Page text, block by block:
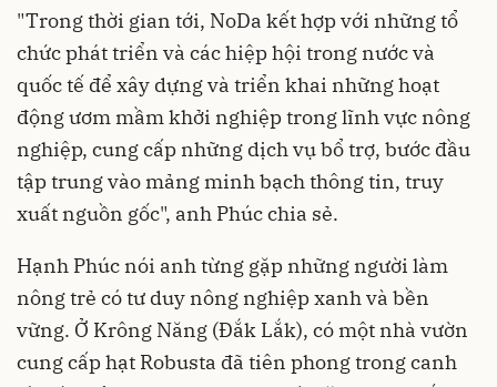
"Trong thời gian tới, NoDa kết hợp với những tổ
chức phát triển và các hiệp hội trong nước và
quốc tế để xây dựng và triển khai những hoạt
động ươm mầm khởi nghiệp trong lĩnh vực nông
nghiệp, cung cấp những dịch vụ bổ trợ, bước đầu
tập trung vào mảng minh bạch thông tin, truy
xuất nguồn gốc", anh Phúc chia sẻ.
Hạnh Phúc nói anh từng gặp những người làm
nông trẻ có tư duy nông nghiệp xanh và bền
vững. Ở Krông Năng (Đắk Lắk), có một nhà vườn
cung cấp hạt Robusta đã tiên phong trong canh